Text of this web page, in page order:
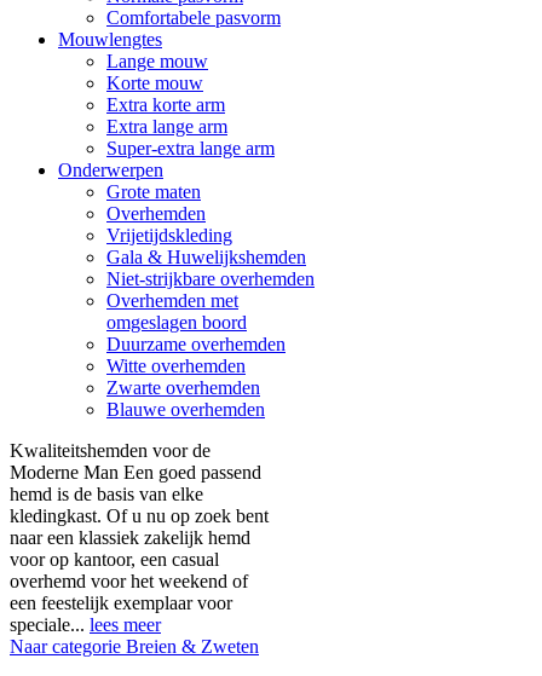
Comfortabele pasvorm
Mouwlengtes
Lange mouw
Korte mouw
Extra korte arm
Extra lange arm
Super-extra lange arm
Onderwerpen
Grote maten
Overhemden
Vrijetijdskleding
Gala & Huwelijkshemden
Niet-strijkbare overhemden
Overhemden met
omgeslagen boord
Duurzame overhemden
Witte overhemden
Zwarte overhemden
Blauwe overhemden
Kwaliteitshemden voor de
Moderne Man Een goed passend
hemd is de basis van elke
kledingkast. Of u nu op zoek bent
naar een klassiek zakelijk hemd
voor op kantoor, een casual
overhemd voor het weekend of
een feestelijk exemplaar voor
speciale... lees meer
Naar categorie Breien & Zweten